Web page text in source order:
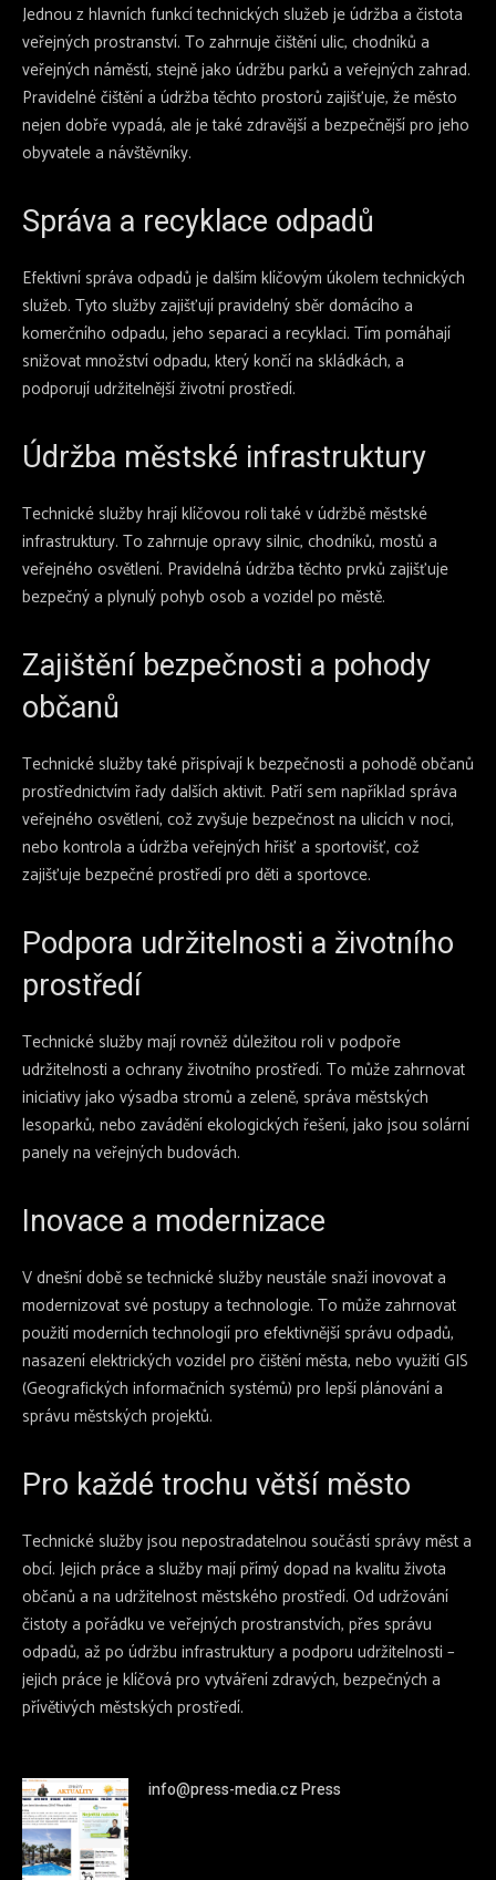
Jednou z hlavních funkcí technických služeb je údržba a čistota
veřejných prostranství. To zahrnuje čištění ulic, chodníků a
veřejných náměstí, stejně jako údržbu parků a veřejných zahrad.
Pravidelné čištění a údržba těchto prostorů zajišťuje, že město
nejen dobře vypadá, ale je také zdravější a bezpečnější pro jeho
obyvatele a návštěvníky.
Správa a recyklace odpadů
Efektivní správa odpadů je dalším klíčovým úkolem technických
služeb. Tyto služby zajišťují pravidelný sběr domácího a
komerčního odpadu, jeho separaci a recyklaci. Tím pomáhají
snižovat množství odpadu, který končí na skládkách, a
podporují udržitelnější životní prostředí.
Údržba městské infrastruktury
Technické služby hrají klíčovou roli také v údržbě městské
infrastruktury. To zahrnuje opravy silnic, chodníků, mostů a
veřejného osvětlení. Pravidelná údržba těchto prvků zajišťuje
bezpečný a plynulý pohyb osob a vozidel po městě.
Zajištění bezpečnosti a pohody
občanů
Technické služby také přispívají k bezpečnosti a pohodě občanů
prostřednictvím řady dalších aktivit. Patří sem například správa
veřejného osvětlení, což zvyšuje bezpečnost na ulicích v noci,
nebo kontrola a údržba veřejných hřišť a sportovišť, což
zajišťuje bezpečné prostředí pro děti a sportovce.
Podpora udržitelnosti a životního
prostředí
Technické služby mají rovněž důležitou roli v podpoře
udržitelnosti a ochrany životního prostředí. To může zahrnovat
iniciativy jako výsadba stromů a zeleně, správa městských
lesoparků, nebo zavádění ekologických řešení, jako jsou solární
panely na veřejných budovách.
Inovace a modernizace
V dnešní době se technické služby neustále snaží inovovat a
modernizovat své postupy a technologie. To může zahrnovat
použití moderních technologií pro efektivnější správu odpadů,
nasazení elektrických vozidel pro čištění města, nebo využití GIS
(Geografických informačních systémů) pro lepší plánování a
správu městských projektů.
Pro každé trochu větší město
Technické služby jsou nepostradatelnou součástí správy měst a
obcí. Jejich práce a služby mají přímý dopad na kvalitu života
občanů a na udržitelnost městského prostředí. Od udržování
čistoty a pořádku ve veřejných prostranstvích, přes správu
odpadů, až po údržbu infrastruktury a podporu udržitelnosti –
jejich práce je klíčová pro vytváření zdravých, bezpečných a
přívětivých městských prostředí.
info@press-media.cz Press